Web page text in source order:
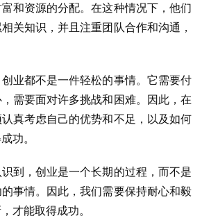
和资源的分配。在这种情况下，他们
关知识，并且注重团队合作和沟通，
业都不是一件轻松的事情。它需要付
需要面对许多挑战和困难。因此，在
真考虑自己的优势和不足，以及如何
功。
到，创业是一个长期的过程，而不是
事情。因此，我们需要保持耐心和毅
才能取得成功。